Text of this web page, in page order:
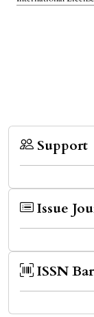
Support
Issue
ISSN